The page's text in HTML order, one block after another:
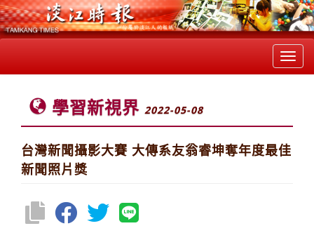
學習新視界 2022-05-08
台灣新聞攝影大賽 大傳系友翁睿坤奪年度最佳
新聞照片獎